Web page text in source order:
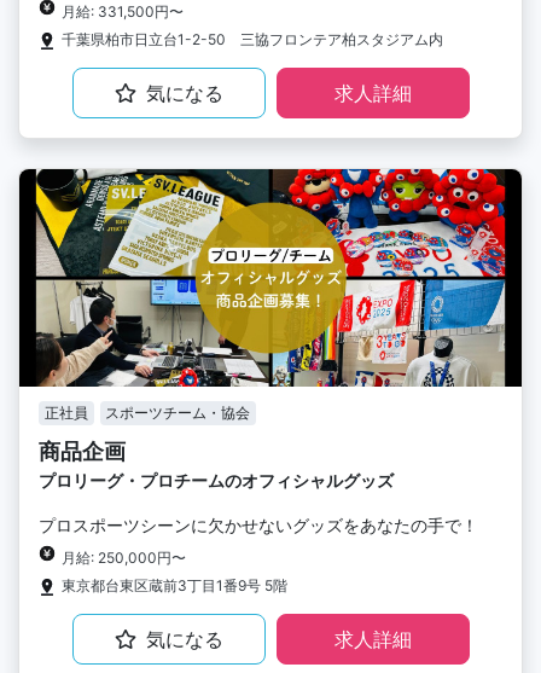
月給: 331,500円〜
千葉県柏市日立台1-2-50 三協フロンテア柏スタジアム内
気になる 求人詳細
正社員 スポーツチーム・協会
商品企画
プロリーグ・プロチームのオフィシャルグッズ
プロスポーツシーンに欠かせないグッズをあなたの手で！
月給: 250,000円〜
東京都台東区蔵前3丁目1番9号 5階
気になる 求人詳細